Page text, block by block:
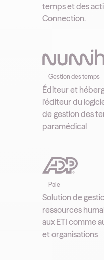
temps et des
Connection.
Gestion des temps
Éditeur et
l’éditeur du
de gestion des
paramédical
Paie
Solution de
ressources
aux ETI comme
et organisations